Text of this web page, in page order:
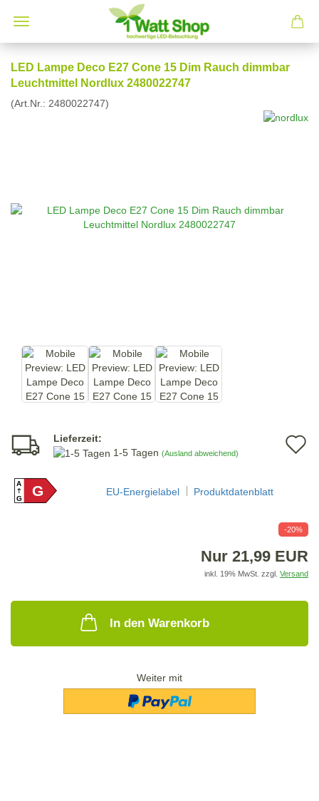
LED Lampe Deco E27 Cone 15 Dim Rauch dimmbar
Leuchtmittel Nordlux 2480022747
(Art.Nr.: 2480022747)
Lieferzeit:
1-5 Tagen (Ausland abweichend)
A
GG EU-Energielabel Produktdatenblatt
-20%
Nur 21,99 EUR
inkl. 19% MwSt. zzgl. Versand
In den Warenkorb
Weiter mit